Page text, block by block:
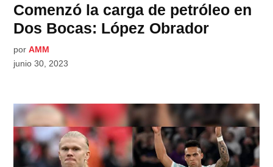
Comenzó la carga de petróleo en
Dos Bocas: López Obrador
por AMM
junio 30, 2023